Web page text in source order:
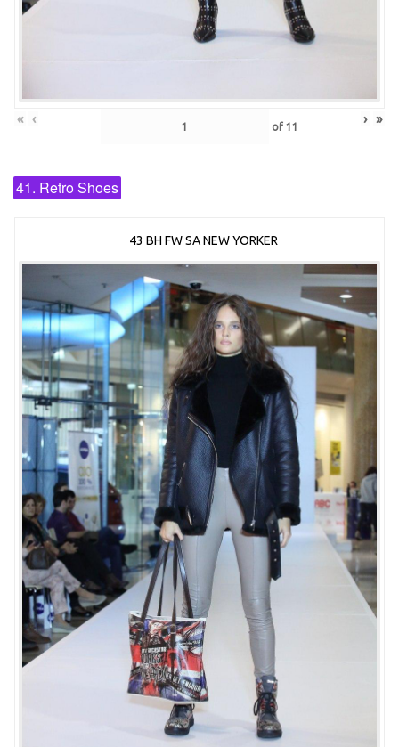
« ‹ of 11 › »
41. Retro Shoes
43 BH FW SA NEW YORKER